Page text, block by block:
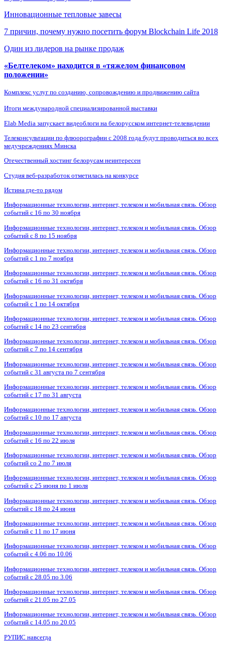
Инновационные тепловые завесы
7 причин, почему нужно посетить форум Blockchain Life 2018
Один из лидеров на рынке продаж
«Белтелеком» находится в «тяжелом финансовом
положении»
Комплекс услуг по созданию, сопровождению и продвижению сайта
Итоги международной специализированной выставки
Elab Media запускает видеоблоги на белорусском интернет-телевидении
Телеконсультации по флюорографии с 2008 года будут проводиться во всех
медучреждениях Минска
Отечественный хостинг белорусам неинтересен
Студия веб-разработок отметилась на конкурсе
Истина где-то рядом
Информационные технологии, интернет, телеком и мобильная связь. Обзор
событий с 16 по 30 ноября
Информационные технологии, интернет, телеком и мобильная связь. Обзор
событий с 8 по 15 ноября
Информационные технологии, интернет, телеком и мобильная связь. Обзор
событий с 1 по 7 ноября
Информационные технологии, интернет, телеком и мобильная связь. Обзор
событий с 16 по 31 октября
Информационные технологии, интернет, телеком и мобильная связь. Обзор
событий с 1 по 14 октября
Информационные технологии, интернет, телеком и мобильная связь. Обзор
событий с 14 по 23 сентября
Информационные технологии, интернет, телеком и мобильная связь. Обзор
событий с 7 по 14 сентября
Информационные технологии, интернет, телеком и мобильная связь. Обзор
событий с 31 августа по 7 сентября
Информационные технологии, интернет, телеком и мобильная связь. Обзор
событий с 17 по 31 августа
Информационные технологии, интернет, телеком и мобильная связь. Обзор
событий с 10 по 17 августа
Информационные технологии, интернет, телеком и мобильная связь. Обзор
событий с 16 по 22 июля
Информационные технологии, интернет, телеком и мобильная связь. Обзор
событий со 2 по 7 июля
Информационные технологии, интернет, телеком и мобильная связь. Обзор
событий с 25 июня по 1 июля
Информационные технологии, интернет, телеком и мобильная связь. Обзор
событий с 18 по 24 июня
Информационные технологии, интернет, телеком и мобильная связь. Обзор
событий с 11 по 17 июня
Информационные технологии, интернет, телеком и мобильная связь. Обзор
событий с 4.06 по 10.06
Информационные технологии, интернет, телеком и мобильная связь. Обзор
событий с 28.05 по 3.06
Информационные технологии, интернет, телеком и мобильная связь. Обзор
событий с 21.05 по 27.05
Информационные технологии, интернет, телеком и мобильная связь. Обзор
событий с 14.05 по 20.05
РУПИС навсегда